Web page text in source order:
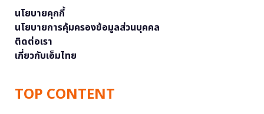
นโยบายคุกกี้
นโยบายการคุ้มครองข้อมูลส่วนบุคคล
ติดต่อเรา
เกี่ยวกับเอ็มไทย
TOP CONTENT